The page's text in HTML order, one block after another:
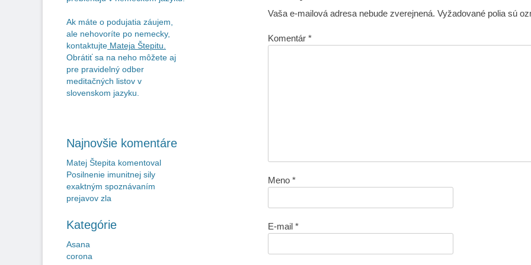
Vaša e-mailová adresa nebude zverejnená. Vyžadované polia sú
Komentár *
Meno *
E-mail *
Ak máte o podujatia záujem,
ale nehovoríte po nemecky,
kontaktujte Mateja Štepitu.
Obrátiť sa na neho môžete aj
pre pravidelný odber
meditačných listov v
slovenskom jazyku.
Najnovšie komentáre
Matej Štepita komentoval
Posilnenie imunitnej sily
exaktným spoznávaním
prejavov zla
Kategórie
Asana
corona